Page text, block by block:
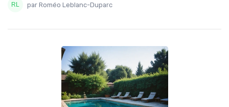
par Roméo Leblanc-Duparc